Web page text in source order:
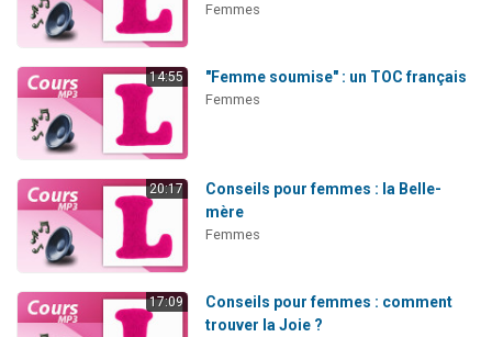
Femmes
14:55 "Femme soumise" : un TOC français
Femmes
20:17
Conseils pour femmes : la Belle-
mère
Femmes
17:09
Conseils pour femmes : comment
trouver la Joie ?